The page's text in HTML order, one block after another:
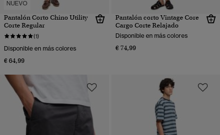
NUEVO
Pantalón Corto Chino Utility
Corte Regular
(1)
Disponible en más colores
€ 64,99
Pantalón corto Vintage Core
Cargo Corte Relajado
Disponible en más colores
€ 74,99